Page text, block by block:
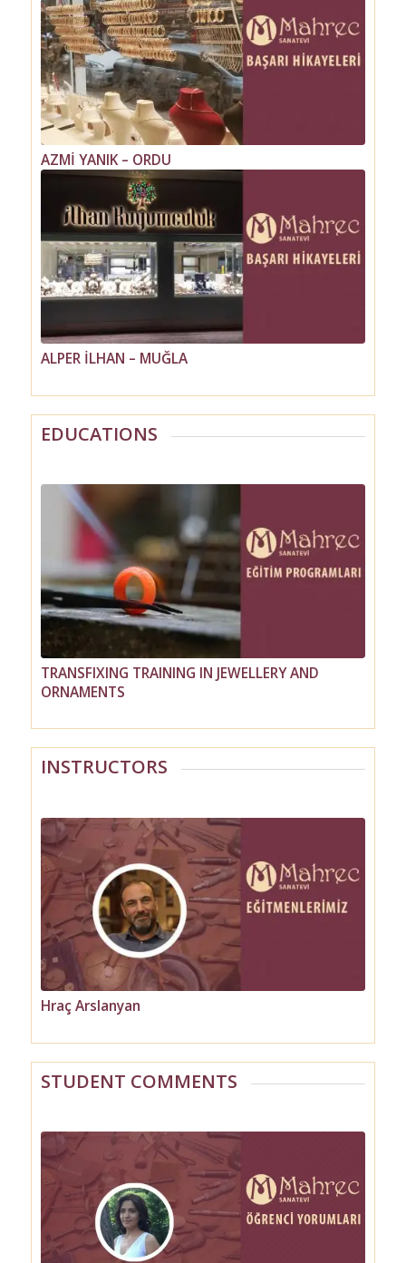
AZMİ YANIK – ORDU
ALPER İLHAN – MUĞLA
NİLÜFER GÜRDENLİ – İSTANBUL CAĞALOĞLU
DİLAY YILDIZ – İSTANBUL NİŞANTAŞI
EDUCATIONS
TRANSFIXING TRAINING IN JEWELLERY AND
ORNAMENTS
WAX MODEL PRODUCTION TRAINING IN
JEWELLERY AND ORNAMENT
INSTRUCTORS
Hraç Arslanyan
Partam Derderyan
STUDENT COMMENTS